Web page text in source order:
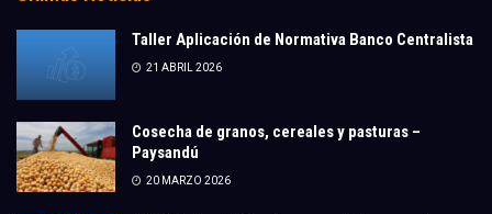
Taller Aplicación de Normativa Banco Centralista
21 ABRIL 2026
Cosecha de granos, cereales y pasturas –
Paysandú
20 MARZO 2026